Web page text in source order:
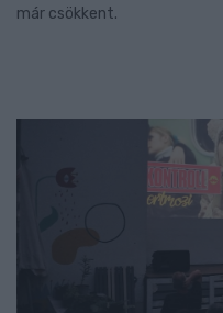
már csökkent.